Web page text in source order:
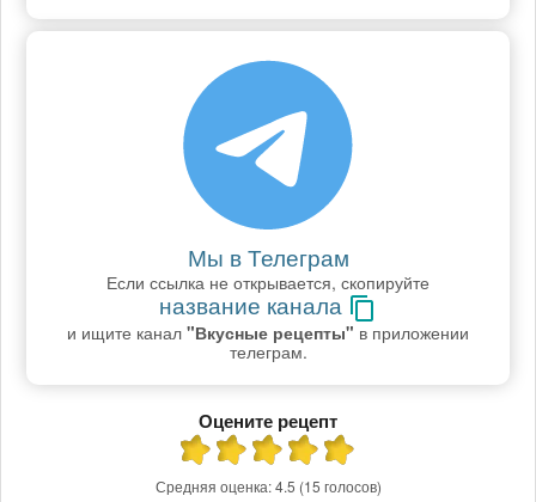
Мы в Телеграм
Если ссылка не открывается, скопируйте
название канала
и ищите канал "Вкусные рецепты" в приложении
телеграм.
Оцените рецепт
Средняя оценка:4.5 (15 голосов)